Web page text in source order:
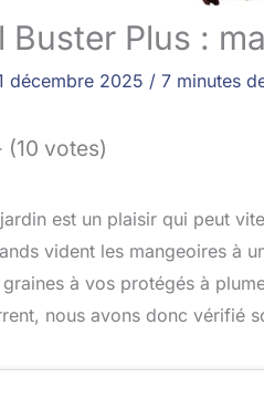
Buster Plus :
décembre 2025 / 7 minutes
(10 votes)
est un plaisir qui peut
vident les mangeoires à
à vos protégés à
nous avons donc vérifié